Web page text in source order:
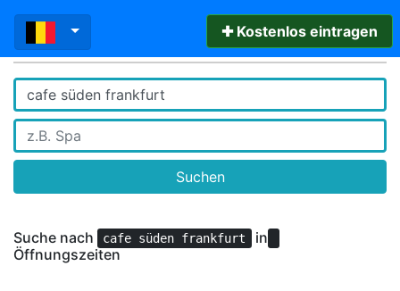
✚ Kostenlos eintragen
Suchen
Suche nach cafe süden frankfurt
in
Öffnungszeiten